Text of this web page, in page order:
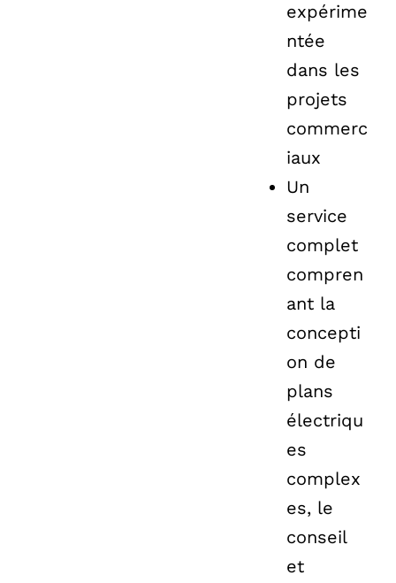
expérime
ntée
dans les
projets
commerc
iaux
Un
service
complet
compren
ant la
concepti
on de
plans
électriqu
es
complex
es, le
conseil
et